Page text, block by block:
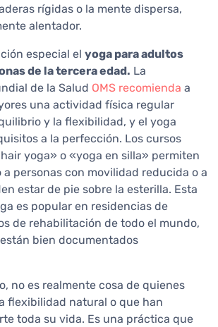
rígidas o la mente dispersa,
alentador.
especial el yoga para adultos
de la tercera edad. La
de la Salud OMS recomienda a
una actividad física regular
y la flexibilidad, y el yoga
a la perfección. Los cursos
yoga» o «yoga en silla» permiten
personas con movilidad reducida o a
estar de pie sobre la esterilla. Esta
es popular en residencias de
de rehabilitación de todo el mundo,
bien documentados
no es realmente cosa de quienes
flexibilidad natural o que han
toda su vida. Es una práctica que